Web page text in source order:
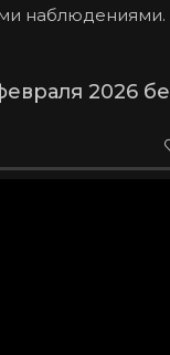
наблюдениями.
2026